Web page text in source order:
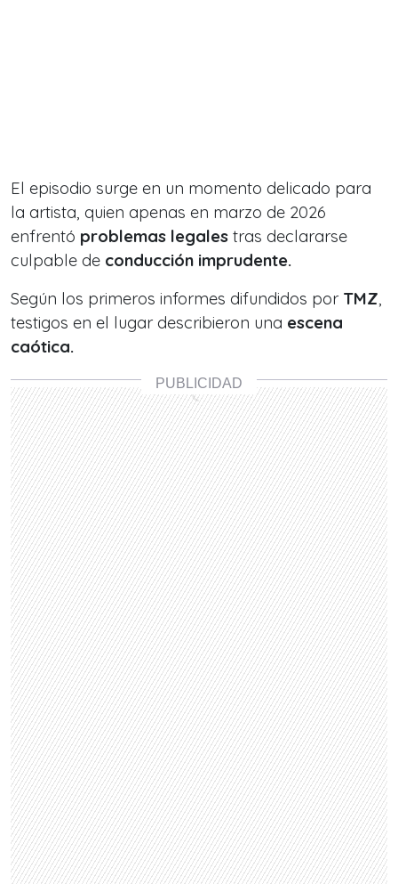
El episodio surge en un momento delicado para
la artista, quien apenas en marzo de 2026
enfrentó problemas legales tras declararse
culpable de conducción imprudente.
Según los primeros informes difundidos por TMZ,
testigos en el lugar describieron una escena
caótica.